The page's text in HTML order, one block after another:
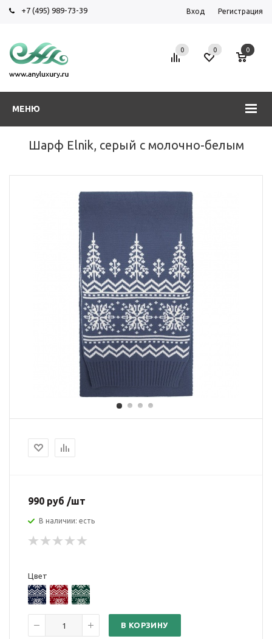
+7 (495) 989-73-39 Вход Регистрация
МЕНЮ
0 0 0
Шарф Elnik, серый с молочно-белым
990 руб /шт
В наличии: есть
Цвет
В КОРЗИНУ